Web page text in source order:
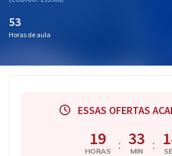
Aprovados
53
Horas de aula
ESSAS OFERTAS
19
HORAS : 33
MIN :